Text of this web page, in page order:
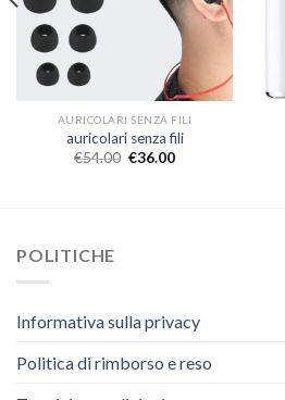
AURICOLARI SENZA FILI
auricolari senza fili
€54.00 €36.00
POLITICHE
Informativa sulla privacy
Politica di rimborso e reso